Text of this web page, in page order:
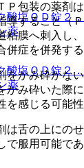
酸塩ＯＤ錠２
薬
酸塩ＯＤ錠２
薬
包装の薬剤
導すること（
粘膜へ刺入し
併症を併発する
かみ砕かな
かみ砕いた際
感じる可能性
舌の上にの
で服用可能で